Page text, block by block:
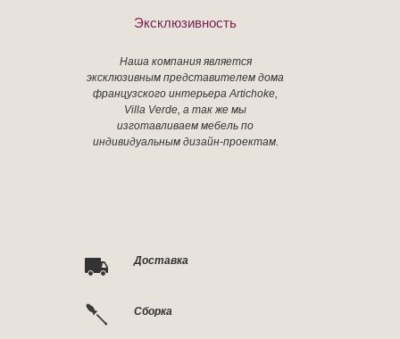
Эксклюзивность
Наша компания является
эксклюзивным представителем дома
французского интерьера Artichoke,
Villa Verde, а так же мы
изготавливаем мебель по
индивидуальным дизайн-проектам.
Доставка
Сборка